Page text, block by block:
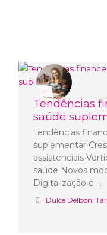
Tendências
saúde
Tendências
suplementar
assistenciais
saúde Novos
Digitalização e …
Dulce Delboni